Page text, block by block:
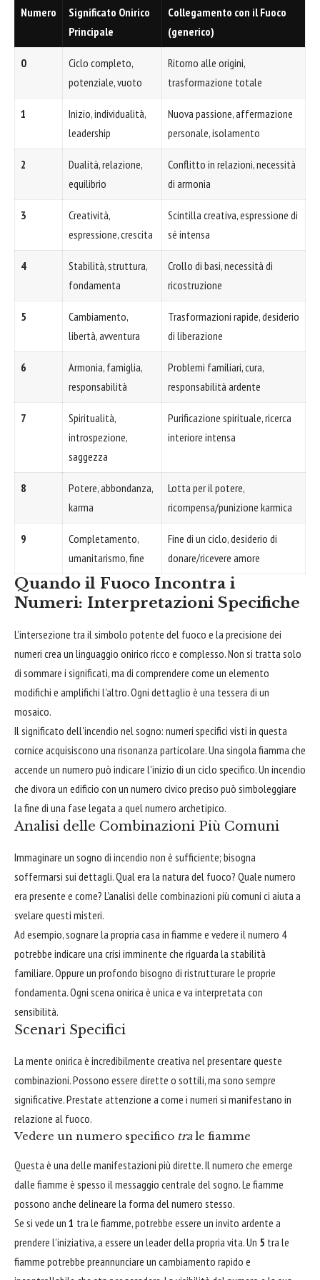
Numero
Significato Onirico
Principale
Collegamento con il Fuoco
(generico)
0
Ciclo completo,
potenziale, vuoto
Ritorno alle origini,
trasformazione totale
1
Inizio, individualità,
leadership
Nuova passione, affermazione
personale, isolamento
2
Dualità, relazione,
equilibrio
Conflitto in relazioni, necessità
di armonia
3
Creatività,
espressione, crescita
Scintilla creativa, espressione di
sé intensa
4
Stabilità, struttura,
fondamenta
Crollo di basi, necessità di
ricostruzione
5
Cambiamento,
libertà, avventura
Trasformazioni rapide, desiderio
di liberazione
6
Armonia, famiglia,
responsabilità
Problemi familiari, cura,
responsabilità ardente
7
Spiritualità,
introspezione,
saggezza
Purificazione spirituale, ricerca
interiore intensa
8
Potere, abbondanza,
karma
Lotta per il potere,
ricompensa/punizione karmica
9
Completamento,
umanitarismo, fine
Fine di un ciclo, desiderio di
donare/ricevere amore
Quando il Fuoco Incontra i
Numeri: Interpretazioni Specifiche
L'intersezione tra il simbolo potente del fuoco e la precisione dei
numeri crea un linguaggio onirico ricco e complesso. Non si tratta solo
di sommare i significati, ma di comprendere come un elemento
modifichi e amplifichi l'altro. Ogni dettaglio è una tessera di un
mosaico.
Il significato dell'incendio nel sogno: numeri specifici visti in questa
cornice acquisiscono una risonanza particolare. Una singola fiamma che
accende un numero può indicare l'inizio di un ciclo specifico. Un incendio
che divora un edificio con un numero civico preciso può simboleggiare
la fine di una fase legata a quel numero archetipico.
Analisi delle Combinazioni Più Comuni
Immaginare un sogno di incendio non è sufficiente; bisogna
soffermarsi sui dettagli. Qual era la natura del fuoco? Quale numero
era presente e come? L'analisi delle combinazioni più comuni ci aiuta a
svelare questi misteri.
Ad esempio, sognare la propria casa in fiamme e vedere il numero 4
potrebbe indicare una crisi imminente che riguarda la stabilità
familiare. Oppure un profondo bisogno di ristrutturare le proprie
fondamenta. Ogni scena onirica è unica e va interpretata con
sensibilità.
Scenari Specifici
La mente onirica è incredibilmente creativa nel presentare queste
combinazioni. Possono essere dirette o sottili, ma sono sempre
significative. Prestate attenzione a come i numeri si manifestano in
relazione al fuoco.
Vedere un numero specifico trale fiamme
Questa è una delle manifestazioni più dirette. Il numero che emerge
dalle fiamme è spesso il messaggio centrale del sogno. Le fiamme
possono anche delineare la forma del numero stesso.
Se si vede un 1 tra le fiamme, potrebbe essere un invito ardente a
prendere l'iniziativa, a essere un leader della propria vita. Un 5 tra le
fiamme potrebbe preannunciare un cambiamento rapido e